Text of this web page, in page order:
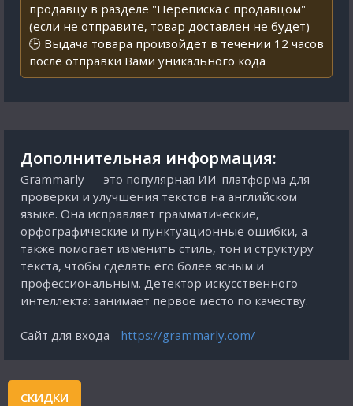
продавцу в разделе "Переписка с продавцом"
(если не отправите, товар доставлен не будет)
🕒 Выдача товара произойдет в течении 12 часов
после отправки Вами уникального кода
Дополнительная информация:
Grammarly — это популярная ИИ-платформа для
проверки и улучшения текстов на английском
языке. Она исправляет грамматические,
орфографические и пунктуационные ошибки, а
также помогает изменить стиль, тон и структуру
текста, чтобы сделать его более ясным и
профессиональным. Детектор искусственного
интеллекта: занимает первое место по качеству.
Сайт для входа - https://grammarly.com/
СКИДКИ